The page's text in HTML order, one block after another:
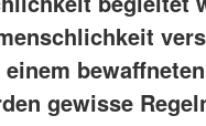
gewisse